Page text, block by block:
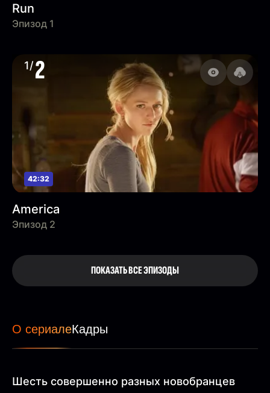
Run
Эпизод 1
1/2
42:32
America
Эпизод 2
ПОКАЗАТЬ ВСЕ ЭПИЗОДЫ
О сериалеКадры
Шесть совершенно разных новобранцев